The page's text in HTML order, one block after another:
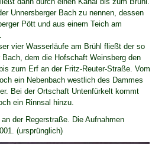
Unnersberger Bach zu nennen, dessen
Pött und aus einem Teich am
vier Wasserläufe am Brühl fließt der so
dem die Hofschaft Weinsberg den
zum Erf an der Fritz-Reuter-Straße. Vom
ein Nebenbach westlich des Dammes
Bei der Ortschaft Untenfürkelt kommt
ein Rinnsal hinzu.
der Regerstraße. Die Aufnahmen
(ursprünglich)